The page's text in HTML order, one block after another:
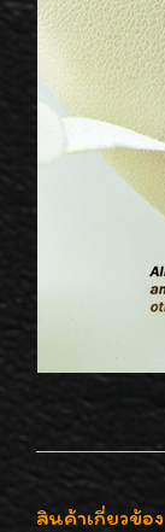
สินค้าเกี่ยวข้อง